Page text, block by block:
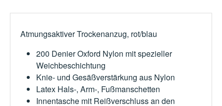
Atmungsaktiver Trockenanzug, rot/blau
200 Denier Oxford Nylon mit spezieller
Weichbeschichtung
Knie- und Gesäßverstärkung aus Nylon
Latex Hals-, Arm-, Fußmanschetten
Innentasche mit Reißverschluss an den